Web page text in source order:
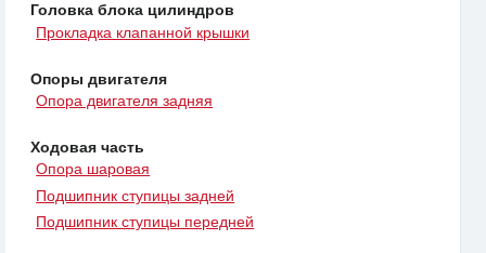
Головка блока цилиндров
Прокладка клапанной крышки
Опоры двигателя
Опора двигателя задняя
Ходовая часть
Опора шаровая
Подшипник ступицы задней
Подшипник ступицы передней